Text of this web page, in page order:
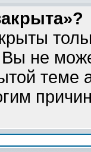
не
теме